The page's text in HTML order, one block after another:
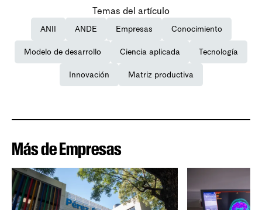
Temas del artículo
ANII ANDE Empresas Conocimiento
Modelo de desarrollo Ciencia aplicada Tecnología
Innovación Matriz productiva
Más de Empresas